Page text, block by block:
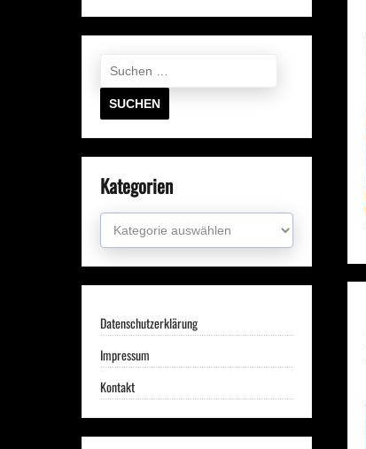
nach:
Kategorien
Kategorien
Datenschutzerklärung
Impressum
Kontakt